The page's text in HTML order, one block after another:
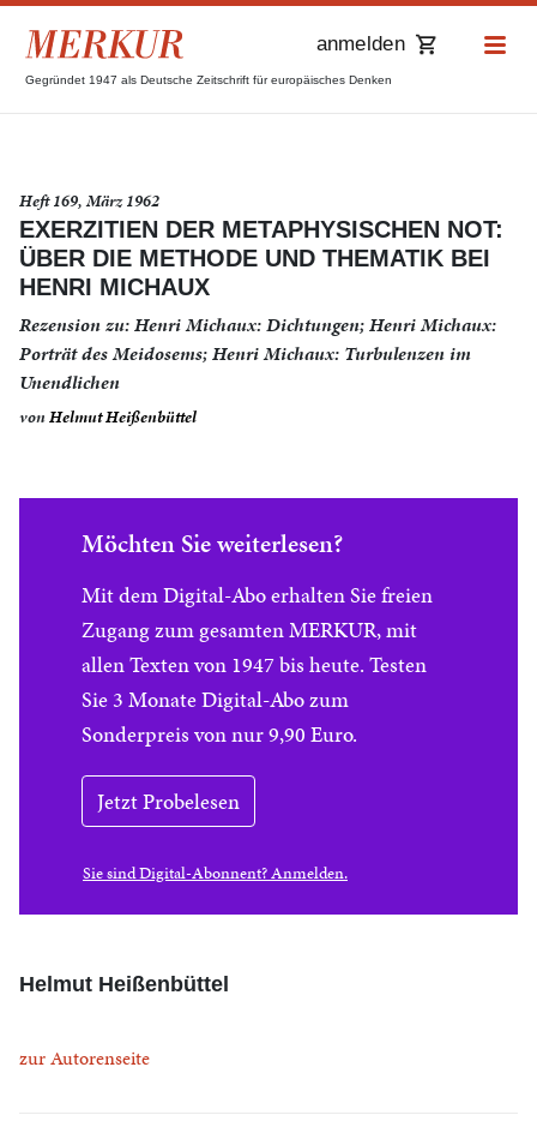
Gegründet 1947 als Deutsche Zeitschrift für europäisches Denken
anmelden
Heft 169, März 1962
EXERZITIEN DER METAPHYSISCHEN NOT:
ÜBER DIE METHODE UND THEMATIK BEI
HENRI MICHAUX
Rezension zu: Henri Michaux: Dichtungen; Henri Michaux:
Porträt des Meidosems; Henri Michaux: Turbulenzen im
Unendlichen
vonHelmut Heißenbüttel
Möchten Sie weiterlesen?
Mit dem Digital-Abo erhalten Sie freien
Zugang zum gesamten MERKUR, mit
allen Texten von 1947 bis heute. Testen
Sie 3 Monate Digital-Abo zum
Sonderpreis von nur 9,90 Euro.
Jetzt Probelesen
Sie sind Digital-Abonnent? Anmelden.
Helmut Heißenbüttel
zur Autorenseite